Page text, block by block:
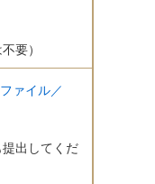
要）
ァイル／
提出してくだ